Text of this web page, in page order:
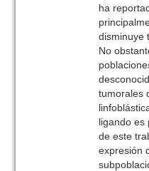
ha
disminuye
No
tumorales
ligando es
de este
expresión